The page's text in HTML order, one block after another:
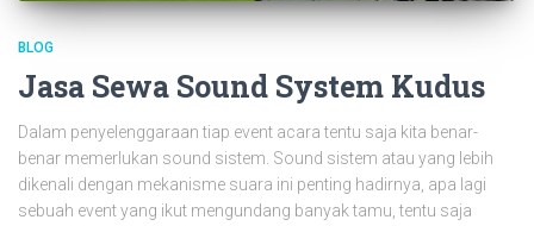
BLOG
Jasa Sewa Sound System Kudus
Dalam penyelenggaraan tiap event acara tentu saja kita benar-
benar memerlukan sound sistem. Sound sistem atau yang lebih
dikenali dengan mekanisme suara ini penting hadirnya, apa lagi
sebuah event yang ikut mengundang banyak tamu, tentu saja